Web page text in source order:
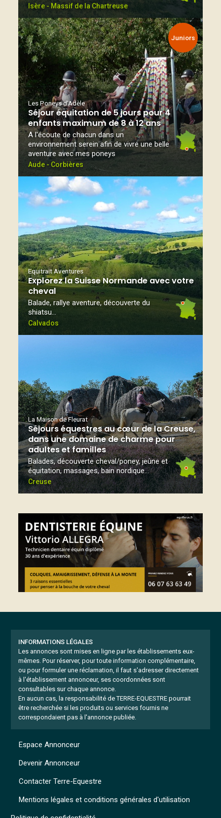
Isère - Massif de la Chartreuse
Juniors
Les Poneys d'Adèle
Séjour équitation de 5 jours pour 4
enfants maximum de 8 à 12 ans
A l'écoute de chacun dans un
environnement serein afin de vivre une belle
aventure avec mes poneys
Aude - Corbières
Equitrait Aventures
Explorez la Suisse Normande avec votre
cheval
Balade, rallye aventure, découverte du
shiatsu…
Calvados
La Maison de Fleurat
Séjours équestres au cœur de la Creuse,
dans une domaine de charme pour
adultes et familles
Balades, découverte cheval/poney, jeûne et
équitation, massages, bain nordique...
Creuse
INFORMATIONS LÉGALES
Les annonces sont mises en ligne par les établissements eux-
mêmes. Pour réserver, pour toute information complémentaire,
ou pour formuler une réclamation, il faut s'adresser directement
à l'établissement annonceur, ses coordonnées sont
consultables sur chaque annonce.
En aucun cas, la responsabilité de TERRE-EQUESTRE pourrait
être recherchée si les produits ou services fournis ne
correspondaient pas à l'annonce publiée.
Mentions légales et conditions générales d'utilisation
Espace Annonceur
Devenir Annonceur
Contacter Terre-Equestre